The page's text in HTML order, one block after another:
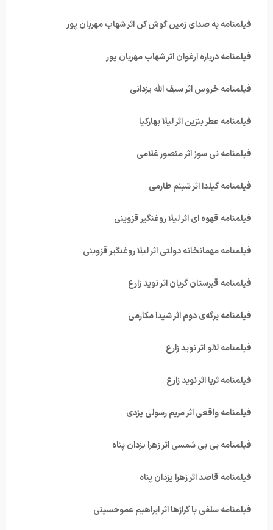
فیلمنامه به صدای زمین گوش کن اثر شهاب مهربان پور
فیلمنامه درباره ارغوان اثر شهاب مهربان پور
فیلمنامه خروس اثر سیف الله یزدانی
فیلمنامه عطر بنزین اثر لیلا بهارکیا
فیلمنامه نی سوز اثر منصور غلامی
فیلمنامه گیلدا اثر شبنم طارمی
فیلمنامه قهوه ای اثر لیلا روغنگیر قزوینی
فیلمنامه مهمانخانه دولتی اثر لیلا روغنگیر قزوینی
فیلمنامه قبرستان گریان اثر نوید زارع
فیلمنامه برگه‌ی دوم اثر شیدا مکارمی
فیلمنامه لالو اثر نوید زارع
فیلمنامه ثریا اثر نوید زارع
فیلمنامه واقعی اثر مریم رسولی یزدی
فیلمنامه بی بی شمسی اثر زهرا یزدان پناه
فیلمنامه قاصد اثر زهرا یزدان پناه
فیلمنامه سلفی با گرازها اثر ابراهیم عموحسینی